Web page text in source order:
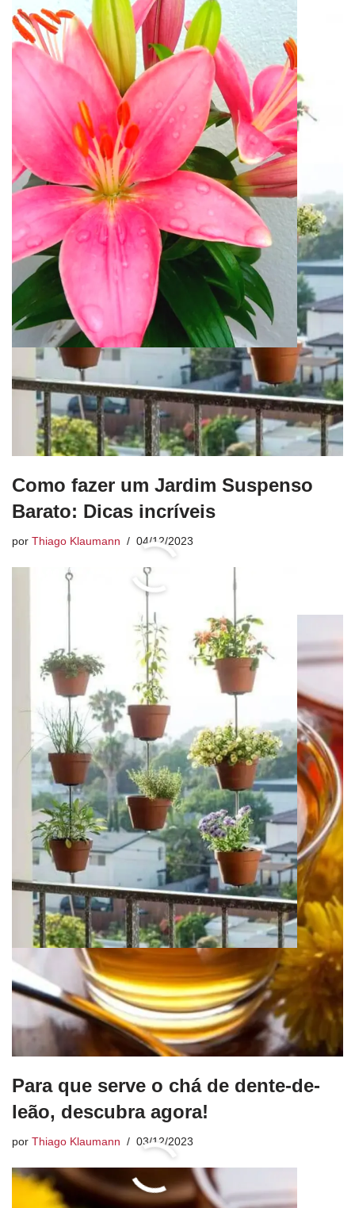
Como fazer um Jardim Suspenso
Barato: Dicas incríveis
por Thiago Klaumann 04/12/2023
Para que serve o chá de dente-de-
leão, descubra agora!
por Thiago Klaumann 03/12/2023